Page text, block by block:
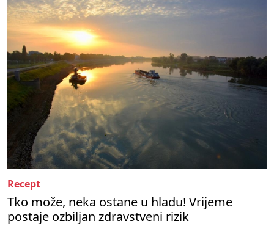
Recept
Tko može, neka ostane u hladu! Vrijeme
postaje ozbiljan zdravstveni rizik